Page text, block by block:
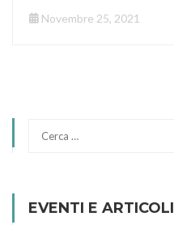
Novembre 25, 2021
EVENTI E ARTICOLI